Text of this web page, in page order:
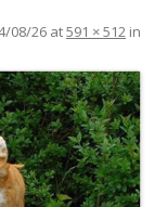
08/26 at591 × 512 in